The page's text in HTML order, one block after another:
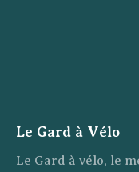
Le Gard à Vélo
Le Gard à vélo, le